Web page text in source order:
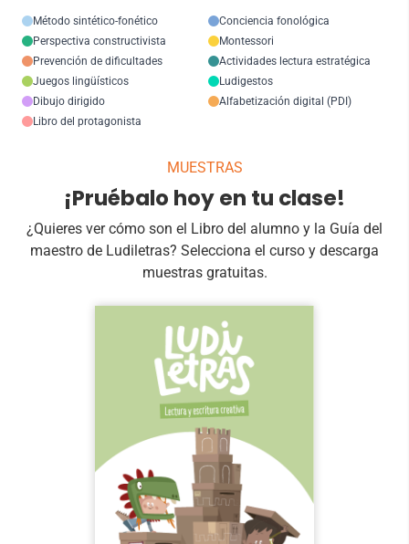
Método sintético-fonético
Conciencia fonológica
Perspectiva constructivista
Montessori
Prevención de dificultades
Actividades lectura estratégica
Juegos lingüísticos
Ludigestos
Dibujo dirigido
Alfabetización digital (PDI)
Libro del protagonista
MUESTRAS
¡Pruébalo hoy en tu clase!
¿Quieres ver cómo son el Libro del alumno y la Guía del
maestro de Ludiletras? Selecciona el curso y descarga
muestras gratuitas.